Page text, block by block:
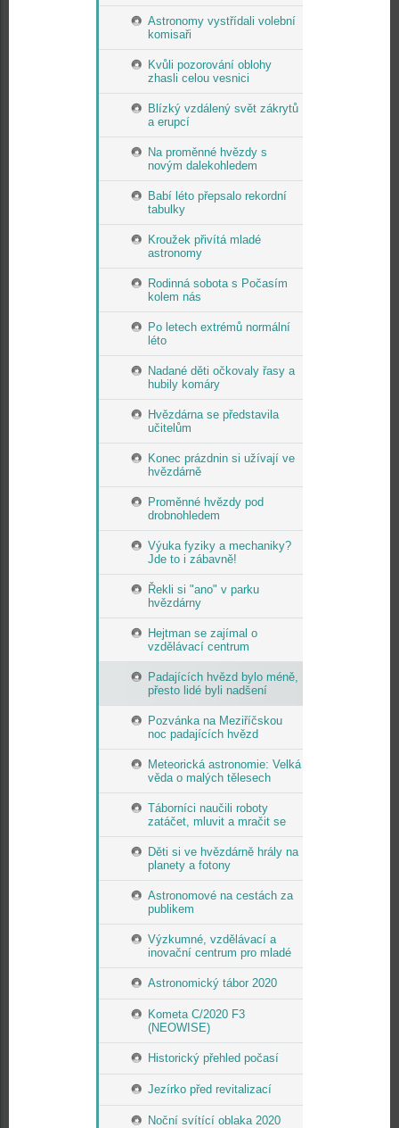
Astronomy vystřídali volební
komisaři
Kvůli pozorování oblohy
zhasli celou vesnici
Blízký vzdálený svět zákrytů
a erupcí
Na proměnné hvězdy s
novým dalekohledem
Babí léto přepsalo rekordní
tabulky
Kroužek přivítá mladé
astronomy
Rodinná sobota s Počasím
kolem nás
Po letech extrémů normální
léto
Nadané děti očkovaly řasy a
hubily komáry
Hvězdárna se představila
učitelům
Konec prázdnin si užívají ve
hvězdárně
Proměnné hvězdy pod
drobnohledem
Výuka fyziky a mechaniky?
Jde to i zábavně!
Řekli si "ano" v parku
hvězdárny
Hejtman se zajímal o
vzdělávací centrum
Padajících hvězd bylo méně,
přesto lidé byli nadšení
Pozvánka na Meziříčskou
noc padajících hvězd
Meteorická astronomie: Velká
věda o malých tělesech
Táborníci naučili roboty
zatáčet, mluvit a mračit se
Děti si ve hvězdárně hrály na
planety a fotony
Astronomové na cestách za
publikem
Výzkumné, vzdělávací a
inovační centrum pro mladé
Astronomický tábor 2020
Kometa C/2020 F3
(NEOWISE)
Historický přehled počasí
Jezírko před revitalizací
Noční svítící oblaka 2020